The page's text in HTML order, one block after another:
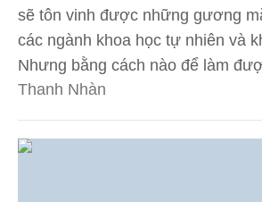
sẽ tôn vinh được những gương
các ngành khoa học tự nhiên và
Nhưng bằng cách nào để làm
Thanh Nhàn